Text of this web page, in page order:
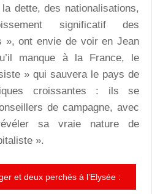
dette, des nationalisations,
significatif des
», ont envie de voir en Jean
manque à la France, le
» qui sauvera le pays de
croissantes : ils se
de campagne, avec
sa vraie nature de
».
et deux perchés à l’Elysée :